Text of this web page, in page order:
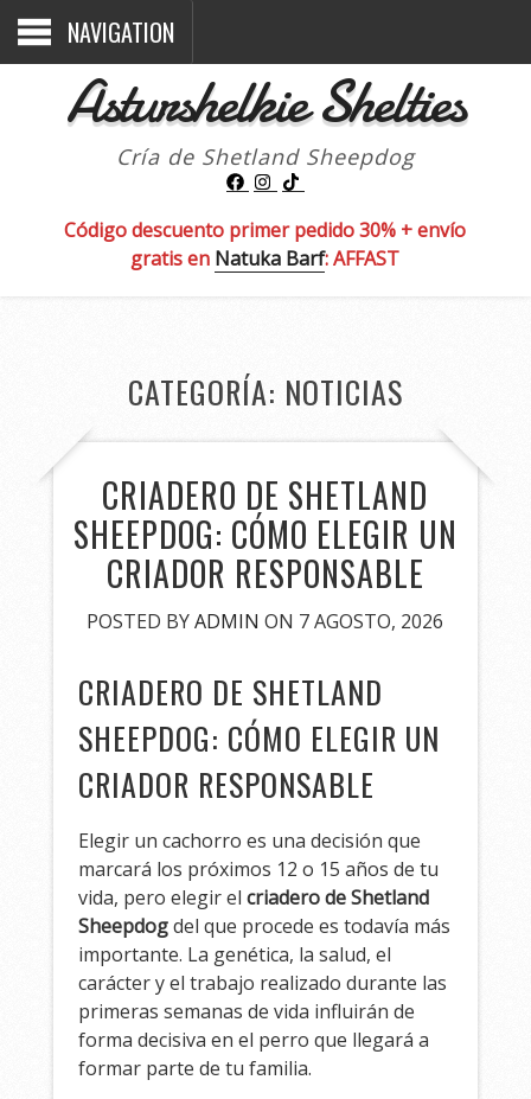
NAVIGATION
Asturshelkie Shelties
Cría de Shetland Sheepdog
Código descuento primer pedido 30% + envío
gratis en Natuka Barf: AFFAST
CATEGORÍA: NOTICIAS
CRIADERO DE SHETLAND
SHEEPDOG: CÓMO ELEGIR UN
CRIADOR RESPONSABLE
POSTED BYADMIN ON 7 AGOSTO, 2026
CRIADERO DE SHETLAND
SHEEPDOG: CÓMO ELEGIR UN
CRIADOR RESPONSABLE
Elegir un cachorro es una decisión que
marcará los próximos 12 o 15 años de tu
vida, pero elegir elcriadero de Shetland
Sheepdogdel que procede es todavía más
importante. La genética, la salud, el
carácter y el trabajo realizado durante las
primeras semanas de vida influirán de
forma decisiva en el perro que llegará a
formar parte de tu familia.